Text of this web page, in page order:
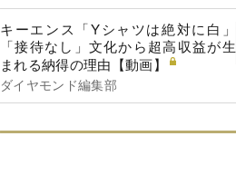
キーエンス「Yシャツは絶対に白」
「接待なし」文化から超高収益が生
まれる納得の理由【動画】
ダイヤモンド編集部